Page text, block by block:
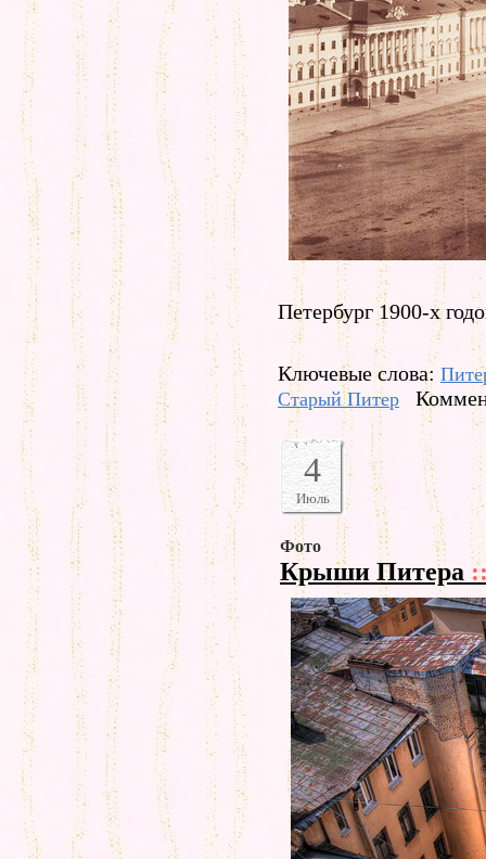
Петербург 1900-х
Ключевые слова:
Старый Питер
4
Июль
Фото
Крыши Питера